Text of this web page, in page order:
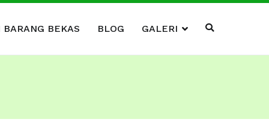
BEKAS BLOG GALERI